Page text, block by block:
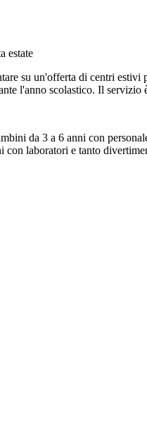
estate
su un'offerta di centri
l'anno scolastico. Il
da 3 a 6 anni con
laboratori e tanto